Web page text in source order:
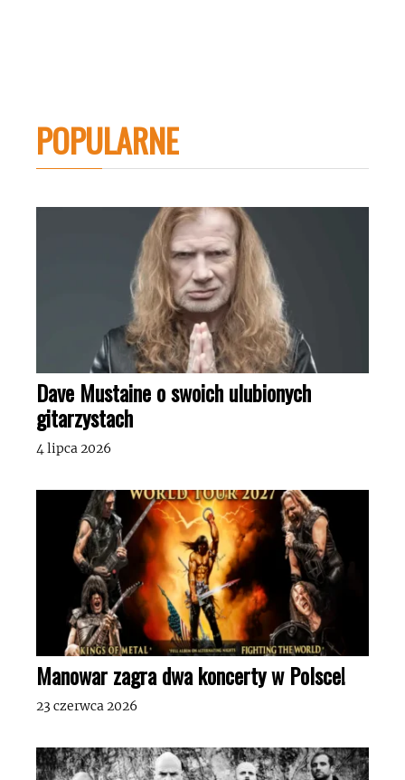
POPULARNE
Dave Mustaine o swoich ulubionych
gitarzystach
4 lipca 2026
Manowar zagra dwa koncerty w Polsce!
23 czerwca 2026